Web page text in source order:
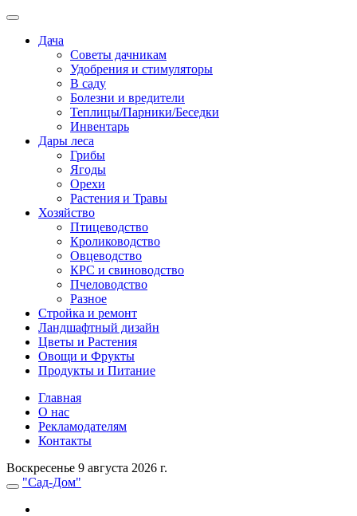
Дача
Советы дачникам
Удобрения и стимуляторы
В саду
Болезни и вредители
Теплицы/Парники/Беседки
Инвентарь
Дары леса
Грибы
Ягоды
Орехи
Растения и Травы
Хозяйство
Птицеводство
Кролиководство
Овцеводство
КРС и свиноводство
Пчеловодство
Разное
Стройка и ремонт
Ландшафтный дизайн
Цветы и Растения
Овощи и Фрукты
Продукты и Питание
Главная
О нас
Рекламодателям
Контакты
Воскресенье 9 августа 2026 г.
"Сад-Дом"